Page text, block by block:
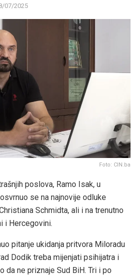
07/2025
Foto: CIN.ba
poslova, Ramo Isak, u
se na najnovije odluke
Schmidta, ali i na trenutno
i Hercegovini.
pitanje ukidanja pritvora Miloradu
Dodik treba mijenjati psihijatra i
da ne priznaje Sud BiH. Tri i po